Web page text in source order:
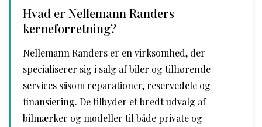
Hvad er Nellemann Randers
kerneforretning?
Nellemann Randers er en virksomhed, der
specialiserer sig i salg af biler og tilhørende
services såsom reparationer, reservedele og
finansiering. De tilbyder et bredt udvalg af
bilmærker og modeller til både private og